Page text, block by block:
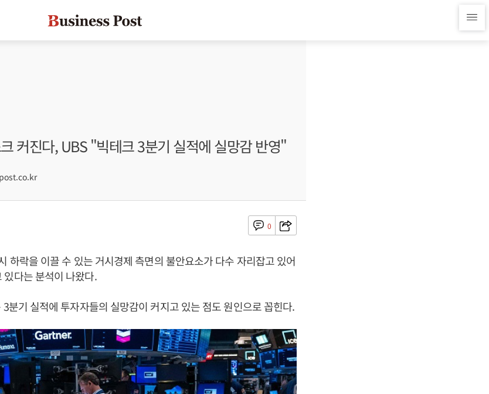
커진다, UBS "빅테크 3분기 실적에 실망감 반영"
0
하락을 이끌 수 있는 거시경제 측면의 불안요소가 다수 자리잡고 있어
다는 분석이 나왔다.
분기 실적에 투자자들의 실망감이 커지고 있는 점도 원인으로 꼽힌다.